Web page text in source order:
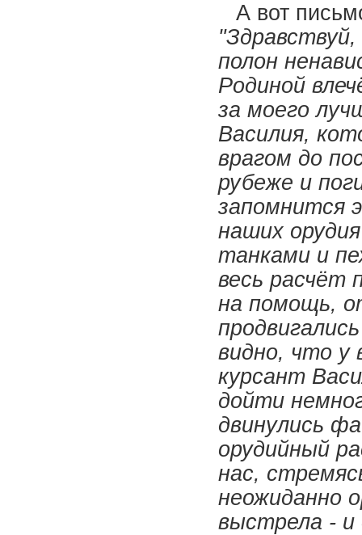
А вот
полон
Родиной
за моего
Василия,
врагом до
рубеже и
запомнится
наших
танками и
весь расчёт
на помощь,
видно, что у
курсант
дойти
двинулись
орудийный
нас,
неожиданно
выстрела - и